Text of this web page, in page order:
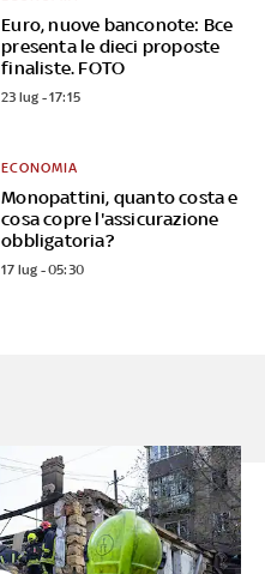
Euro, nuove banconote: Bce
presenta le dieci proposte
finaliste. FOTO
23 lug - 17:15
Monopattini, quanto costa e
cosa copre l'assicurazione
obbligatoria?
ECONOMIA
17 lug - 05:30